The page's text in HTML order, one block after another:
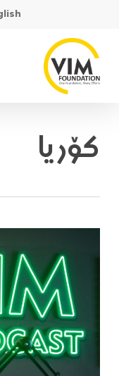
content
کۆریا
Close
Menu